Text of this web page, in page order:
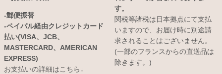
-郵便振替
-ペイパル経由クレジットカード
払い(VISA、JCB、
MASTERCARD、AMERICAN
EXPRESS)
お支払いの詳細はこちら↓
す。
関税等諸税は日本拠点にて支払
いますので、お届け時に別途請
求されることはございません。
(一部のフランスからの直送品は
除きます。)